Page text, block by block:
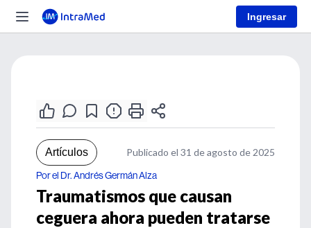
Ingresar
Artículos Publicado el 31 de agosto de 2025
Por el Dr. Andrés Germán Alza
Traumatismos que causan
ceguera ahora pueden tratarse